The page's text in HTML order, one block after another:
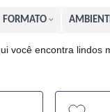
FORMATO
você encontra lindos